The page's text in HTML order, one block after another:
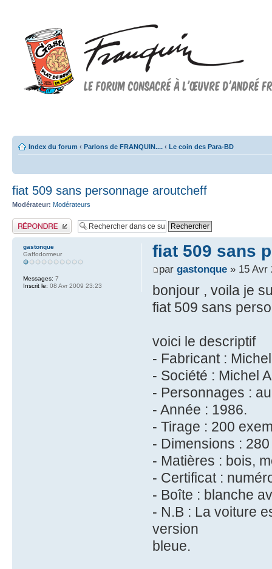
Index du forum ‹ Parlons de FRANQUIN.... ‹ Le coin des Para-BD
fiat 509 sans personnage aroutcheff
Modérateur: Modérateurs
Publier une réponse
fiat 509 sans
par gastonque» 15 Avr
bonjour , voila je
fiat 509 sans
voici le descriptif
- Fabricant :
- Société : Michel
- Personnages :
- Année : 1986.
- Tirage : 200
- Dimensions :
- Matières : bois,
- Certificat :
- Boîte : blanche
- N.B : La voiture
version
bleue.
gastonque
Gaffodormeur
Messages: 7
Inscrit le: 08 Avr 2009 23:23